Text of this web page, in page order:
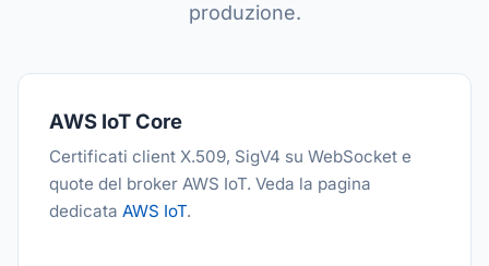
produzione.
AWS IoT Core
Certificati client X.509, SigV4 su WebSocket e
quote del broker AWS IoT. Veda la pagina
dedicata AWS IoT.